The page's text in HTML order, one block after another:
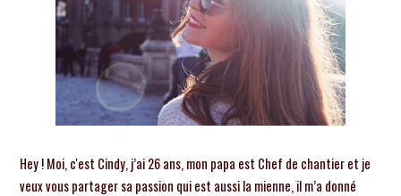
Hey ! Moi, c'est Cindy, j’ai 26 ans, mon papa est Chef de chantier et je
veux vous partager sa passion qui est aussi la mienne, il m’a donné